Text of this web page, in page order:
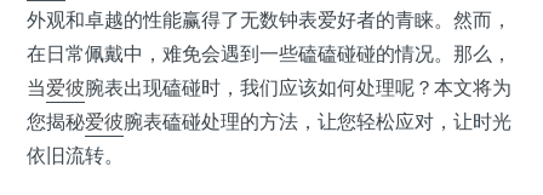
外观和卓越的性能赢得了无数钟表爱好者的青睐。然而，
在日常佩戴中，难免会遇到一些磕磕碰碰的情况。那么，
当爱彼腕表出现磕碰时，我们应该如何处理呢？本文将为
您揭秘爱彼腕表磕碰处理的方法，让您轻松应对，让时光
依旧流转。